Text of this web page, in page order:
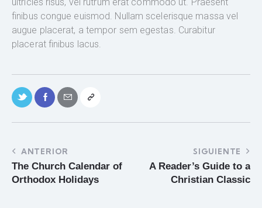
finibus congue euismod. Nullam scelerisque massa vel
augue placerat, a tempor sem egestas. Curabitur
placerat finibus lacus.
ANTERIOR
The Church Calendar of
Orthodox Holidays
SIGUIENTE
A Reader’s Guide to a
Christian Classic